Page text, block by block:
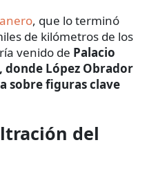
, que lo terminó
de kilómetros de los
venido de Palacio
donde López Obrador
sobre figuras clave
del